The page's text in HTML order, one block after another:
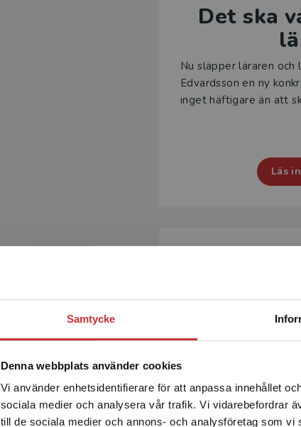
Samtycke
Denna webbplats använder cookies
Vi använder enhetsidentifierare för att anpassa innehållet
sociala medier och analysera vår trafik. Vi vidarebefordrar
till de sociala medier och annons- och analysföretag som
Begränsad
Det verkar som att du
enhet utanför Sverige. Vi
Sverige. För att kunna
Det ska
Nu släpper läraren
Edvardsson en ny
inget häftigare än att
Läs
skolan
"Vi ville samla alla
strategier som vi vuxna
kring eleverna kan
både för att stötta deras
språkutveckling och